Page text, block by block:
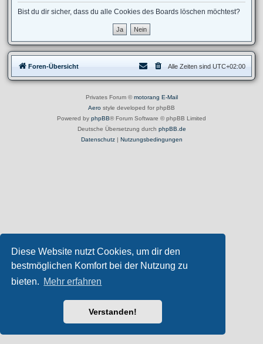
Diese Website nutzt Cookies, um dir den
bestmöglichen Komfort bei der Nutzung zu
bieten. Mehr erfahren
Verstanden!
Bist du dir sicher, dass du alle Cookies des Boards löschen möchtest?
Foren-Übersicht Alle Zeiten sind UTC+02:00
Privates Forum ©motorang E-Mail
Aero style developed for phpBB
Powered by phpBB® Forum Software © phpBB Limited
Deutsche Übersetzung durch phpBB.de
Datenschutz| Nutzungsbedingungen